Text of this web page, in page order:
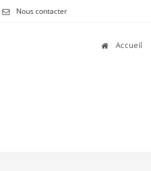
Nous contacter
Accueil